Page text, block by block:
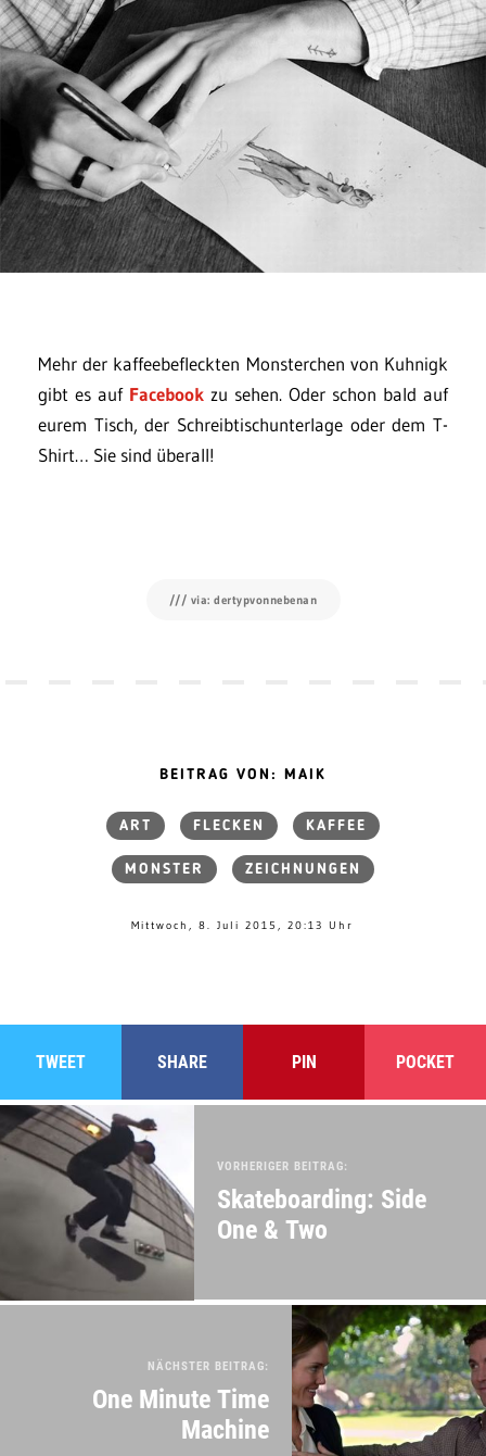
Mehr der kaffeebefleckten Monsterchen von Kuhnigk
gibt es auf Facebook zu sehen. Oder schon bald auf
eurem Tisch, der Schreibtischunterlage oder dem T-
Shirt… Sie sind überall!
/// via: dertypvonnebenan
BEITRAG VON: MAIK
ART FLECKEN KAFFEE
MONSTER ZEICHNUNGEN
Mittwoch, 8. Juli 2015, 20:13 Uhr
TWEET SHARE PIN POCKET
VORHERIGER BEITRAG:
Skateboarding: Side
One & Two
NÄCHSTER BEITRAG:
One Minute Time
Machine